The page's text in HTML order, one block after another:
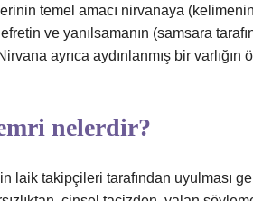
temel amacı nirvanaya
ve yanılsamanın (samsara
ayrıca aydınlanmış bir
nelerdir?
laik takipçileri tarafından uyulması